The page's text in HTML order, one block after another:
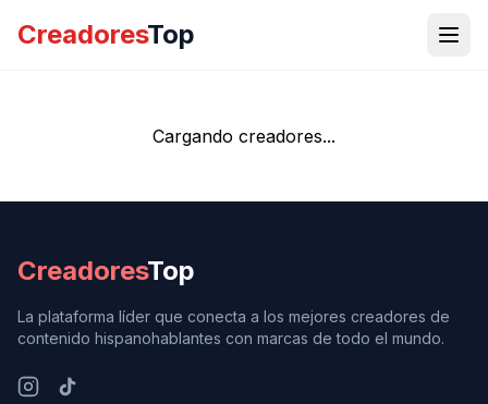
CreadoresTop
Cargando creadores...
CreadoresTop
La plataforma líder que conecta a los mejores creadores de
contenido hispanohablantes con marcas de todo el mundo.